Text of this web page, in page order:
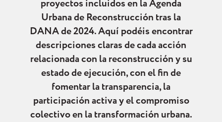
proyectos incluidos en la Agenda
Urbana de Reconstrucción tras la
DANA de 2024. Aquí podéis encontrar
descripciones claras de cada acción
relacionada con la reconstrucción y su
estado de ejecución, con el fin de
fomentar la transparencia, la
participación activa y el compromiso
colectivo en la transformación urbana.